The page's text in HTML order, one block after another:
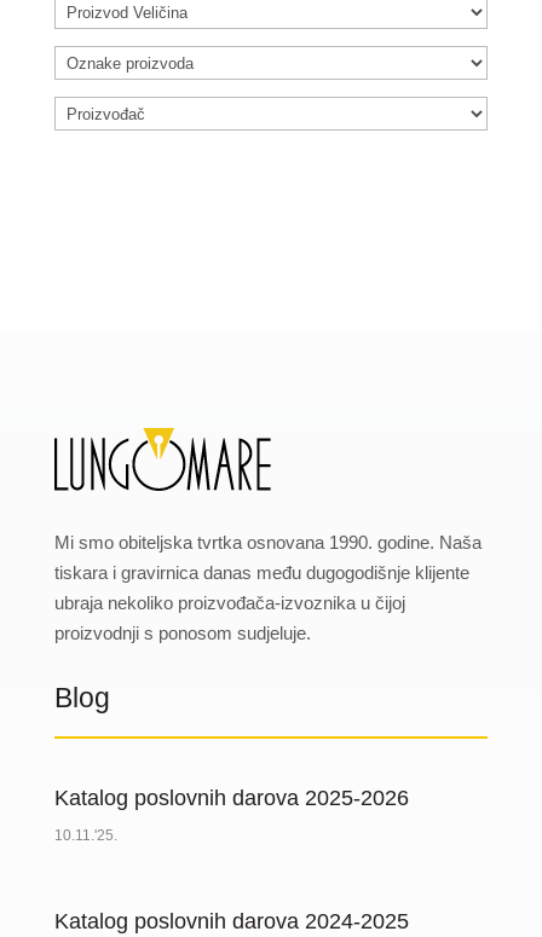
Mi smo obiteljska tvrtka osnovana 1990. godine. Naša
tiskara i gravirnica danas među dugogodišnje klijente
ubraja nekoliko proizvođača-izvoznika u čijoj
proizvodnji s ponosom sudjeluje.
Blog
Katalog poslovnih darova 2025-2026
10.11.'25.
Katalog poslovnih darova 2024-2025